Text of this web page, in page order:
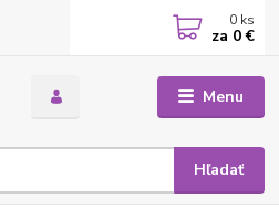
Menu
Hľadať
0 ks
za 0 €